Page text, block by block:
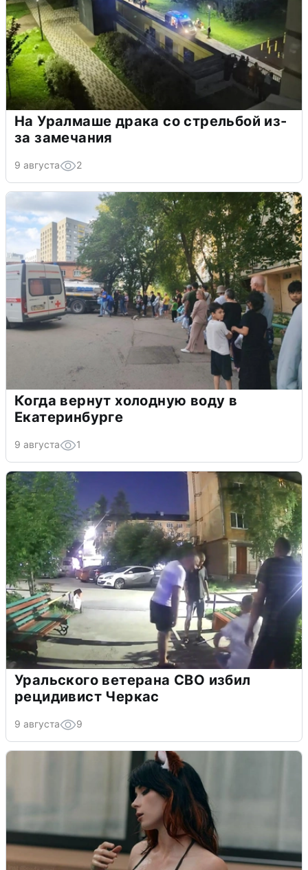
На Уралмаше драка со стрельбой из-
за замечания
9 августа 2
Когда вернут холодную воду в
Екатеринбурге
9 августа 1
Уральского ветерана СВО избил
рецидивист Черкас
9 августа 9